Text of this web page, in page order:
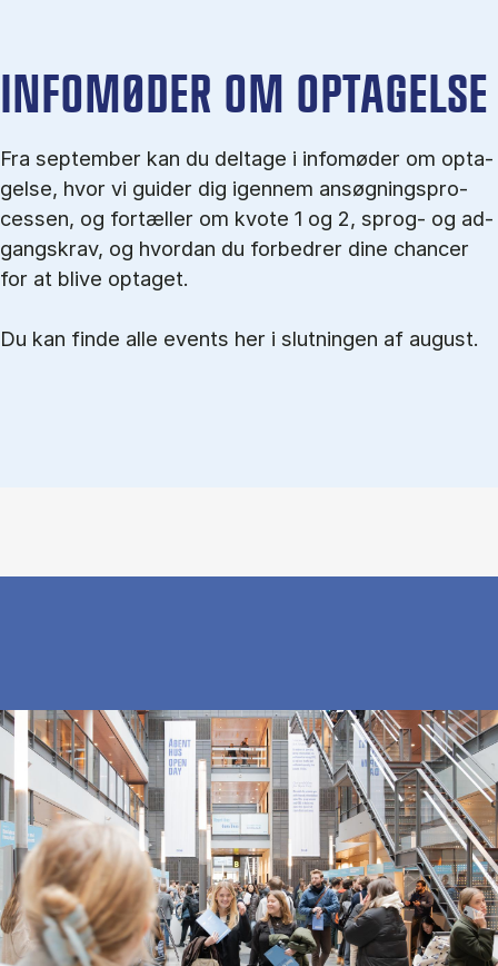
IN­FO­MØ­DER OM OP­TA­GEL­SE
Fra september kan du del­tage i in­fo­mø­der om op­ta­
gel­se, hvor vi gu­i­der dig igen­nem an­søg­nings­pro­
ces­sen, og for­tæl­ler om kvo­te 1 og 2, sprog- og ad­
gangs­krav, og hvordan du forbedrer dine chancer
for at blive optaget.
Du kan finde alle events her i slutningen af august.